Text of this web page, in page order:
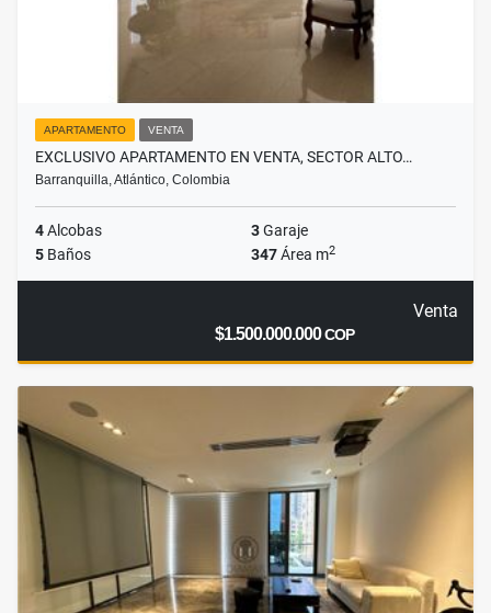
APARTAMENTO VENTA
EXCLUSIVO APARTAMENTO EN VENTA, SECTOR ALTO…
Barranquilla, Atlántico, Colombia
4Alcobas 3Garaje
5 Baños 347Área m2
Venta
$1.500.000.000COP